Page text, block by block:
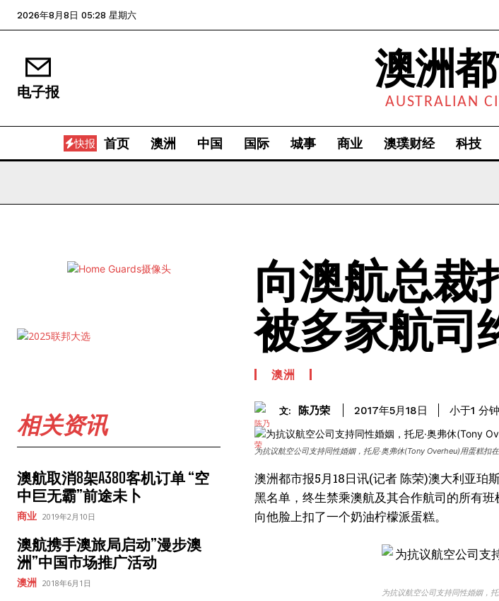
2026年8月8日 05:28 星期六
电子报 澳洲
AUSTRALIAN
快报 首页 澳洲 中国 国际 城事 商业 澳璞财经 科技
相关资讯
澳航取消8架A380客机订单 “空
中巨无霸”前途未卜
商业 2019年2月10日
澳航携手澳旅局启动”漫步澳
洲”中国市场推广活动
澳洲 2018年6月1日
向澳航总裁
被多家航司
澳洲
文: 陈乃荣 2017年5月18日 小于1 分钟
为抗议航空公司支持同性婚姻，托尼·奥弗休(Tony Overheu)用蛋糕扣
澳洲都市报5月18日讯(记者 陈荣)澳大利亚
黑名单，终生禁乘澳航及其合作航司的所有
向他脸上扣了一个奶油柠檬派蛋糕。
为抗议航空公司支持同性婚姻，